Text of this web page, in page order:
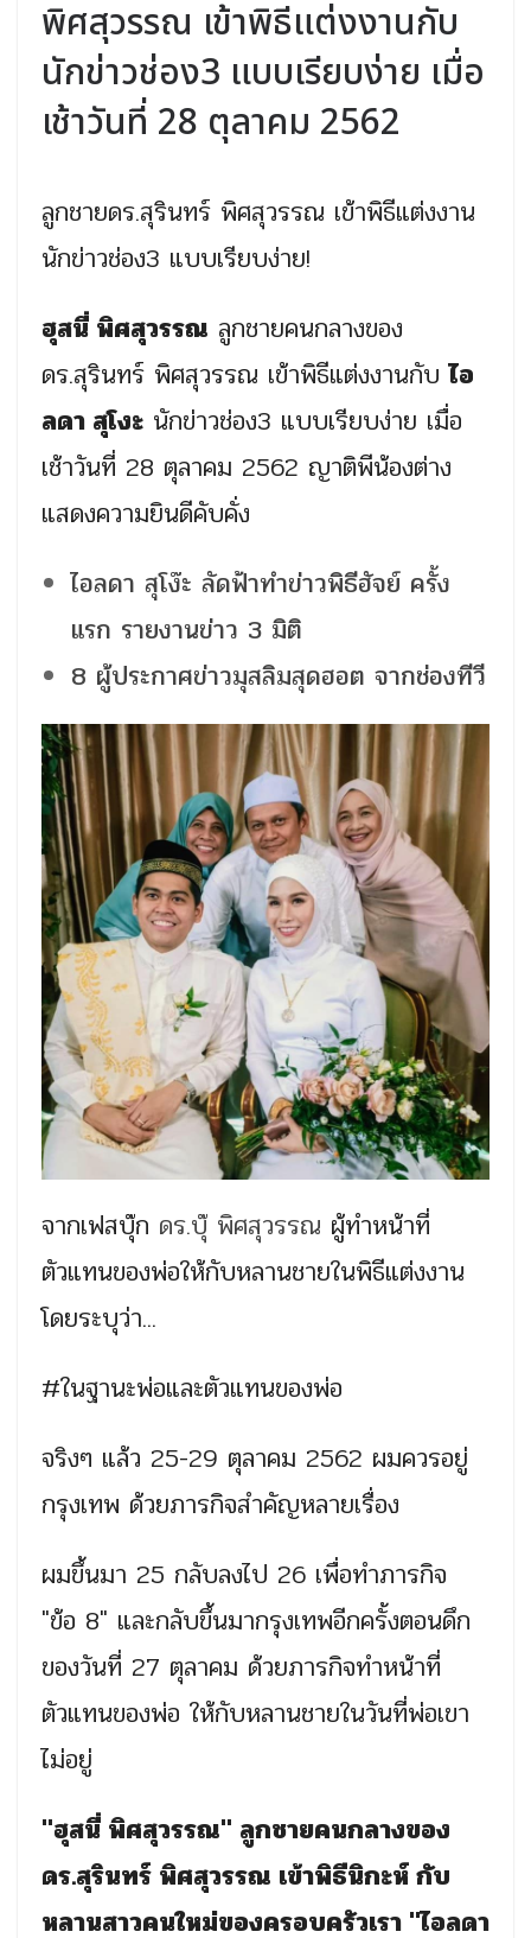
พิศสุวรรณ เข้าพิธีแต่งงานกับ
นักข่าวช่อง3 แบบเรียบง่าย เมื่อ
เช้าวันที่ 28 ตุลาคม 2562
ลูกชายดร.สุรินทร์ พิศสุวรรณ เข้าพิธีแต่งงาน
นักข่าวช่อง3 แบบเรียบง่าย!
ฮุสนี่ พิศสุวรรณ ลูกชายคนกลางของ
ดร.สุรินทร์ พิศสุวรรณ เข้าพิธีแต่งงานกับไอ
ลดา สุโงะ นักข่าวช่อง3 แบบเรียบง่าย เมื่อ
เช้าวันที่ 28 ตุลาคม 2562 ญาติพีน้องต่าง
แสดงความยินดีคับคั่ง
ไอลดา สุโง๊ะ ลัดฟ้าทำข่าวพิธีฮัจย์ ครั้ง
แรก รายงานข่าว 3 มิติ
8 ผู้ประกาศข่าวมุสลิมสุดฮอต จากช่องทีวี
จากเฟสบุ๊ก ดร.บุ๊ พิศสุวรรณ ผู้ทำหน้าที่
ตัวแทนของพ่อให้กับหลานชายในพิธีแต่งงาน
โดยระบุว่า...
#ในฐานะพ่อและตัวแทนของพ่อ
จริงๆ แล้ว 25-29 ตุลาคม 2562 ผมควรอยู่
กรุงเทพ ด้วยภารกิจสำคัญหลายเรื่อง
ผมขึ้นมา 25 กลับลงไป 26 เพื่อทำภารกิจ
"ข้อ 8" และกลับขึ้นมากรุงเทพอีกครั้งตอนดึก
ของวันที่ 27 ตุลาคม ด้วยภารกิจทำหน้าที่
ตัวแทนของพ่อ ให้กับหลานชายในวันที่พ่อเขา
ไม่อยู่
"ฮุสนี่ พิศสุวรรณ" ลูกชายคนกลางของ
ดร.สุรินทร์ พิศสุวรรณ เข้าพิธีนิกะห์ กับ
หลานสาวคนใหม่ของครอบครัวเรา "ไอลดา